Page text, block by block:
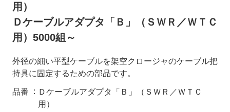
用）
Ｄケーブルアダプタ「Ｂ」（ＳＷＲ／ＷＴＣ
用）5000組～
外径の細い平型ケーブルを架空クロージャのケーブル把
持具に固定するための部品です。
品番
Ｄケーブルアダプタ「Ｂ」（ＳＷＲ／ＷＴＣ
用）